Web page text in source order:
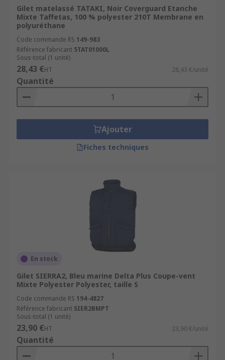
Gilet matelassé TATAKI, Noir Coverguard Etanche
Mixte Taffetas, 100 % polyester 210T Membrane en
polyuréthane
Code commande RS 149-983
Référence fabricant 5TAT01000L
Sous-total (1 unité)
28,43 €HT 28,43 €/unité
Quantité
Ajouter
Fiches techniques
En stock
Gilet SIERRA2, Bleu marine Delta Plus Coupe-vent
Mixte Polyester Polyester, taille S
Code commande RS 194-4827
Référence fabricant SIER2BMPT
Sous-total (1 unité)
23,90 €HT 23,90 €/unité
Quantité